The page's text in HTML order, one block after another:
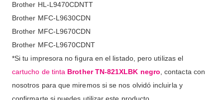
Brother HL-L9470CDNTT
Brother MFC-L9630CDN
Brother MFC-L9670CDN
Brother MFC-L9670CDNT
*Si tu impresora no figura en el listado, pero utilizas el
cartucho de tinta Brother TN-821XLBK negro, contacta con
nosotros para que miremos si se nos olvidó incluirla y